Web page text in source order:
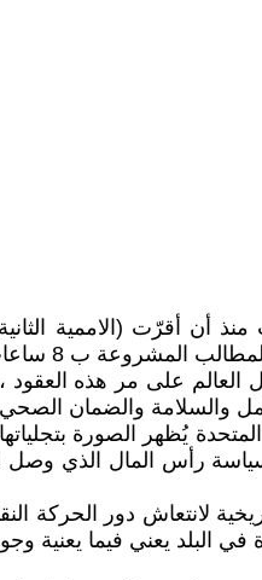
الصحية والضمان الاجتماعي والعدالة في توزيع الثروات.
على مر هذه العقود
والسلامة والضمان
يُظهر الصورة
رأس المال الذي وصل الى
لانتعاش دور الحركة
البلد يعني فيما يعنية